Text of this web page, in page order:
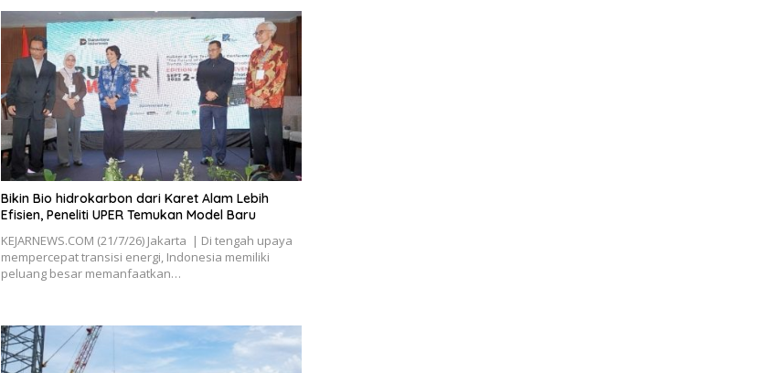
Bikin Bio hidrokarbon dari Karet Alam Lebih
Efisien, Peneliti UPER Temukan Model Baru
KEJARNEWS.COM (21/7/26) Jakarta | Di tengah upaya
mempercepat transisi energi, Indonesia memiliki
peluang besar memanfaatkan…